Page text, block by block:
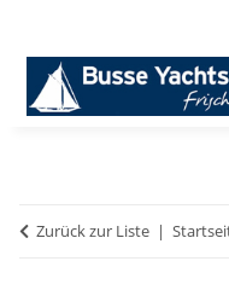
Zurück zur Liste